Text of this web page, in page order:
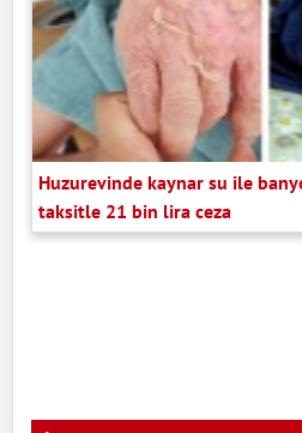
Huzurevinde kaynar su ile
taksitle 21 bin lira ceza